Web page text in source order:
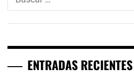
ENTRADAS RECIENTES